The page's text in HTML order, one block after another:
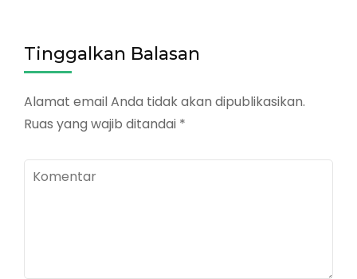
Tinggalkan Balasan
Alamat email Anda tidak akan dipublikasikan.
Ruas yang wajib ditandai *
Komentar